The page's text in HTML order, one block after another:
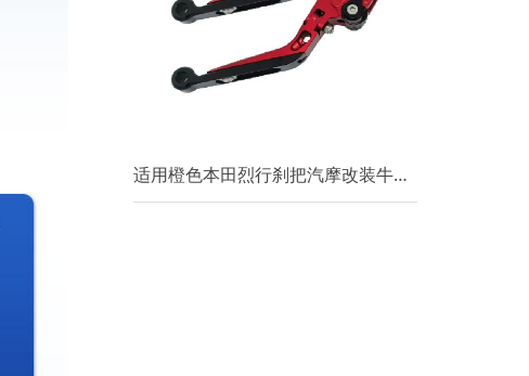
适用橙色本田烈行刹把汽摩改装牛角离合手柄可调刹车拉杆